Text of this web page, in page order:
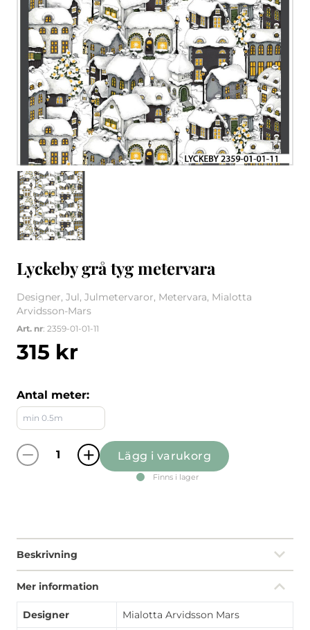
1/1
Lyckeby grå tyg metervara
Designer, Jul, Julmetervaror, Metervara, Mialotta
Arvidsson-Mars
Art. nr: 2359-01-01-11
315 kr
Antal meter:
Lyckeby grå tyg metervara mängd
Lägg i varukorg
Finns i lager
Beskrivning
Mer information
Designer Mialotta Arvidsson Mars